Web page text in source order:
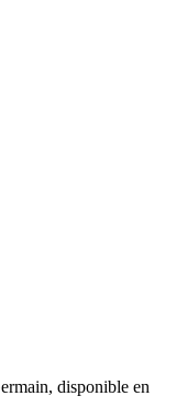
disponible en